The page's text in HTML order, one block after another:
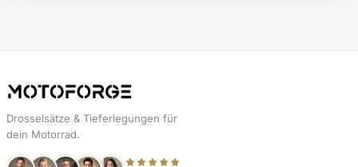
Drosselsätze & Tieferlegungen für
dein Motorrad.